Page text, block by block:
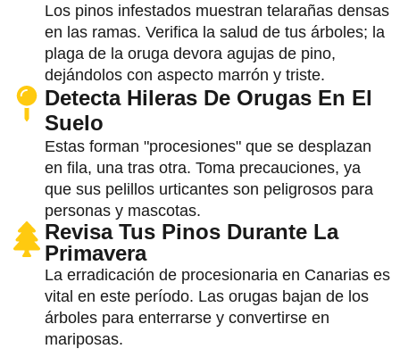
Los pinos infestados muestran telarañas densas
en las ramas. Verifica la salud de tus árboles; la
plaga de la oruga devora agujas de pino,
dejándolos con aspecto marrón y triste.
Detecta Hileras De Orugas En El
Suelo
Estas forman "procesiones" que se desplazan
en fila, una tras otra. Toma precauciones, ya
que sus pelillos urticantes son peligrosos para
personas y mascotas.
Revisa Tus Pinos Durante La
Primavera
La erradicación de procesionaria en Canarias es
vital en este período. Las orugas bajan de los
árboles para enterrarse y convertirse en
mariposas.